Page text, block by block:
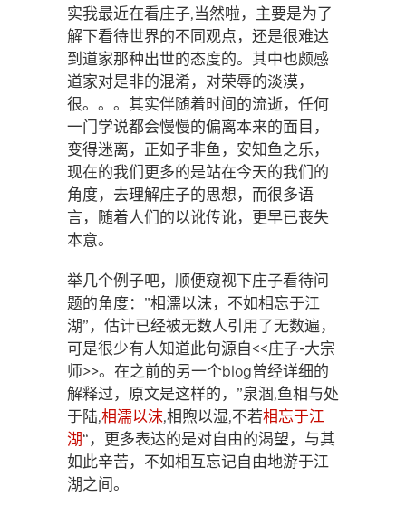
实我最近在看庄子,当然啦，主要是为了
解下看待世界的不同观点，还是很难达
到道家那种出世的态度的。其中也颇感
道家对是非的混淆，对荣辱的淡漠，
很。。。其实伴随着时间的流逝，任何
一门学说都会慢慢的偏离本来的面目，
变得迷离，正如子非鱼，安知鱼之乐，
现在的我们更多的是站在今天的我们的
角度，去理解庄子的思想，而很多语
言，随着人们的以讹传讹，更早已丧失
本意。
举几个例子吧，顺便窥视下庄子看待问
题的角度：”相濡以沫，不如相忘于江
湖”，估计已经被无数人引用了无数遍，
可是很少有人知道此句源自<<庄子-大宗
师>>。在之前的另一个blog曾经详细的
解释过，原文是这样的，”泉涸,鱼相与处
于陆,相濡以沫,相煦以湿,不若相忘于江
湖“，更多表达的是对自由的渴望，与其
如此辛苦，不如相互忘记自由地游于江
湖之间。